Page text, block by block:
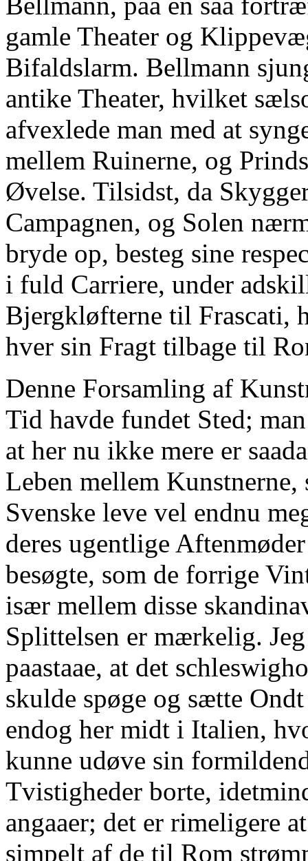
gamle Theater og
Bifaldslarm. Bellmann
antike Theater, hvilket
afvexlede man med at
mellem Ruinerne, og
Øvelse. Tilsidst, da
Campagnen, og Solen
bryde op, besteg sine
i fuld Carriere, under
Bjergkløfterne til Frascati,
hver sin Fragt tilbage til
Denne Forsamling af
Tid havde fundet Sted;
at her nu ikke mere er
Leben mellem
Svenske leve vel endnu
deres ugentlige
besøgte, som de forrige
især mellem disse
Splittelsen er mærkelig.
paastaae, at det
skulde spøge og sætte
endog her midt i Italien,
kunne udøve sin
Tvistigheder borte,
angaaer; det er rimeligere
simpelt af de til Rom